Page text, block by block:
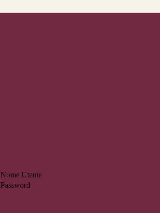
Nome Utente
Password